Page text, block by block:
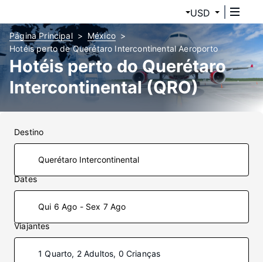
USD
Página Principal
México
Hotéis perto de Querétaro Intercontinental Aeroporto
Hotéis perto do Querétaro
Intercontinental (QRO)
Destino
Dates
Qui 6 Ago - Sex 7 Ago
Viajantes
1 Quarto, 2 Adultos, 0 Crianças